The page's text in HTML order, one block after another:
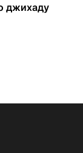
джихаду